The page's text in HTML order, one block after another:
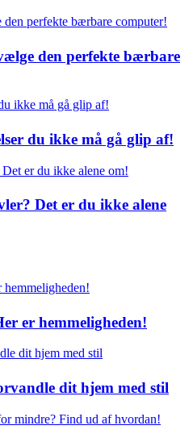
den perfekte bærbare
du ikke må gå glip af!
Det er du ikke alene
er hemmeligheden!
dit hjem med stil